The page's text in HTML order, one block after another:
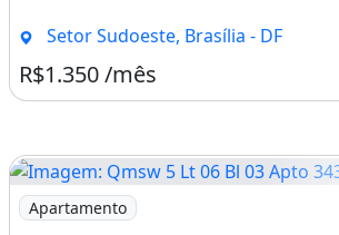
Setor Sudoeste, Brasília - DF
R$1.350 /mês
Imagem: Qmsw 5 Lt 06 Bl 03 Apto 343 Ba
Apartamento